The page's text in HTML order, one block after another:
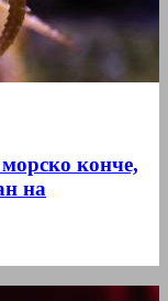
конче,
на